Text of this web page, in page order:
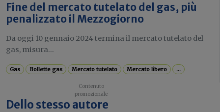
Fine del mercato tutelato del gas, più
penalizzato il Mezzogiorno
Da oggi 10 gennaio 2024 termina il mercato tutelato del
gas, misura...
Gas Bollette gas Mercato tutelato Mercato libero ...
Dello stesso autore